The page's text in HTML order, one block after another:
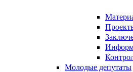
Молодые депутаты